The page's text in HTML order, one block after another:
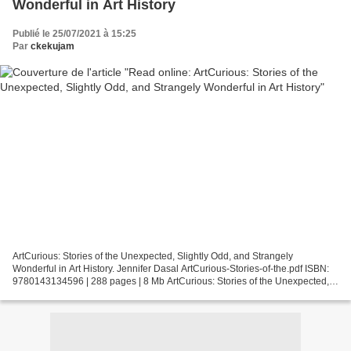
Wonderful in Art History
Publié le 25/07/2021 à 15:25
Par ckekujam
ArtCurious: Stories of the Unexpected, Slightly Odd, and Strangely
Wonderful in Art History. Jennifer Dasal ArtCurious-Stories-of-the.pdf ISBN:
9780143134596 | 288 pages | 8 Mb ArtCurious: Stories of the Unexpected,